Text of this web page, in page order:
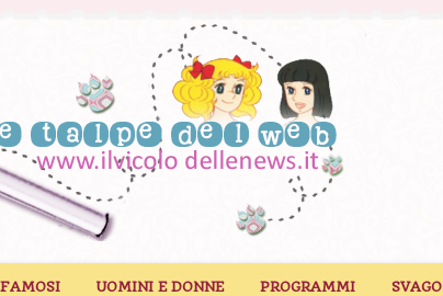
UOMINI E DONNE PROGRAMMI SVAGO